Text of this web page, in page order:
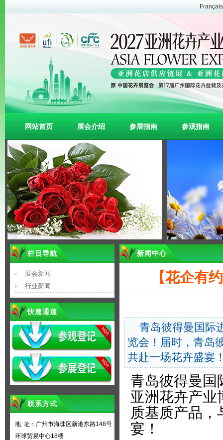
Français
网站首页 展会介绍 参展指南 参观指南
栏目导航
展会新闻
行业新闻
快速通道
联系方式
地 址：广州市海珠区新港东路148号
环球贸易中心18楼
新闻中心
【花企有
青岛彼得曼国际
览会！届时，青岛
共赴一场花卉盛宴
青岛彼得曼国
亚洲花卉产业
质基质产品
宴！